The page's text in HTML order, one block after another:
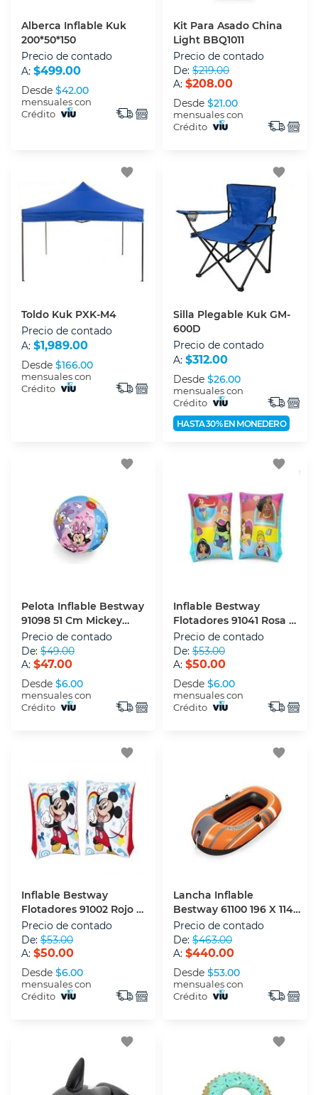
Alberca Inflable Kuk
200*50*150
Precio de contado
A: $499.00
Desde $42.00
mensuales con
Crédito
Kit Para Asado China
Light BBQ1011
Precio de contado
De: $219.00
A: $208.00
Desde $21.00
mensuales con
Crédito
favorite
Toldo Kuk PXK-M4
Precio de contado
A: $1,989.00
Desde $166.00
mensuales con
Crédito
favorite
Silla Plegable Kuk GM-
600D
Precio de contado
A: $312.00
Desde $26.00
mensuales con
Crédito
HASTA 30% EN MONEDERO
favorite
Pelota Inflable Bestway
91098 51 Cm Mickey
Mouse
Precio de contado
De: $49.00
A: $47.00
Desde $6.00
mensuales con
Crédito
favorite
Inflable Bestway
Flotadores 91041 Rosa 25
X 15 Cm
Precio de contado
De: $53.00
A: $50.00
Desde $6.00
mensuales con
Crédito
favorite
Inflable Bestway
Flotadores 91002 Rojo 25
X 15 Cm
Precio de contado
De: $53.00
A: $50.00
Desde $6.00
mensuales con
Crédito
favorite
Lancha Inflable
Bestway 61100 196 X 114
Cm Naranja
Precio de contado
De: $463.00
A: $440.00
Desde $53.00
mensuales con
Crédito
favorite favorite